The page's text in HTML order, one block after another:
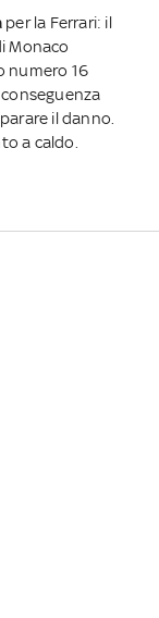
per la Ferrari: il
Monaco
numero 16
il danno.
a caldo.